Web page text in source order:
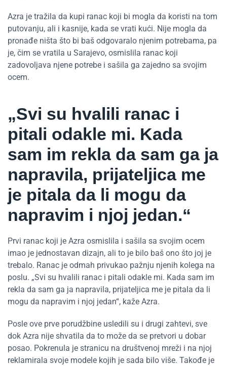
Azra je tražila da kupi ranac koji bi mogla da koristi na tom
putovanju, ali i kasnije, kada se vrati kući. Nije mogla da
pronađe ništa što bi baš odgovaralo njenim potrebama, pa
je, čim se vratila u Sarajevo, osmislila ranac koji
zadovoljava njene potrebe i sašila ga zajedno sa svojim
ocem.
„Svi su hvalili ranac i
pitali odakle mi. Kada
sam im rekla da sam ga ja
napravila, prijateljica me
je pitala da li mogu da
napravim i njoj jedan.“
Prvi ranac koji je Azra osmislila i sašila sa svojim ocem
imao je jednostavan dizajn, ali to je bilo baš ono što joj je
trebalo. Ranac je odmah privukao pažnju njenih kolega na
poslu. „Svi su hvalili ranac i pitali odakle mi. Kada sam im
rekla da sam ga ja napravila, prijateljica me je pitala da li
mogu da napravim i njoj jedan“, kaže Azra.
Posle ove prve porudžbine usledili su i drugi zahtevi, sve
dok Azra nije shvatila da to može da se pretvori u dobar
posao. Pokrenula je stranicu na društvenoj mreži i na njoj
reklamirala svoje modele kojih je sada bilo više. Takođe je